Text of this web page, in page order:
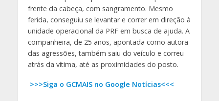
frente da cabeça, com sangramento. Mesmo
ferida, conseguiu se levantar e correr em direção à
unidade operacional da PRF em busca de ajuda. A
companheira, de 25 anos, apontada como autora
das agressões, também saiu do veículo e correu
atrás da vítima, até as proximidades do posto.
>>>Siga o GCMAIS no Google Notícias<<<